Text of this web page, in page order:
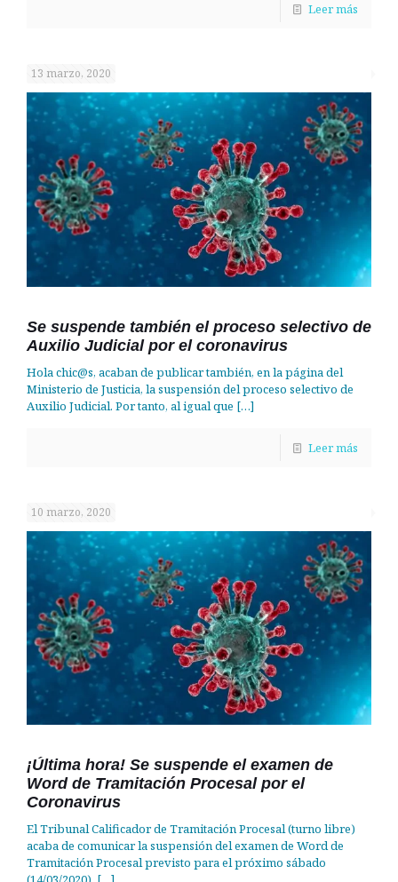
Leer más
13 marzo, 2020
Se suspende también el proceso selectivo de
Auxilio Judicial por el coronavirus
Hola chic@s, acaban de publicar también, en la página del
Ministerio de Justicia, la suspensión del proceso selectivo de
Auxilio Judicial. Por tanto, al igual que […]
Leer más
10 marzo, 2020
¡Última hora! Se suspende el examen de
Word de Tramitación Procesal por el
Coronavirus
El Tribunal Calificador de Tramitación Procesal (turno libre)
acaba de comunicar la suspensión del examen de Word de
Tramitación Procesal previsto para el próximo sábado